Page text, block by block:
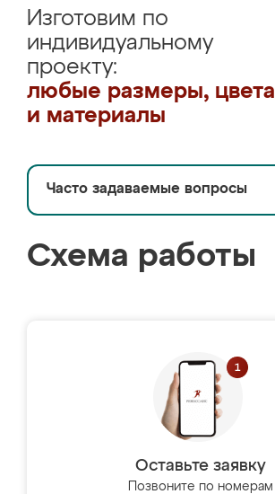
Изготовим по
индивидуальному
проекту:
любые размеры, цвета
и материалы
Часто задаваемые вопросы
Схема работы
Оставьте заявку
Позвоните по номерам